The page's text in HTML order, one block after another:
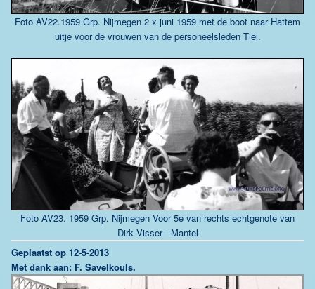
Foto AV22.1959 Grp. Nijmegen 2 x juni 1959 met de boot naar Hattem
uitje voor de vrouwen van de personeelsleden Tiel.
Foto AV23. 1959 Grp. Nijmegen Voor 5e van rechts echtgenote van
Dirk Visser - Mantel
Geplaatst op 12-5-2013
Met dank aan: F. Savelkouls.